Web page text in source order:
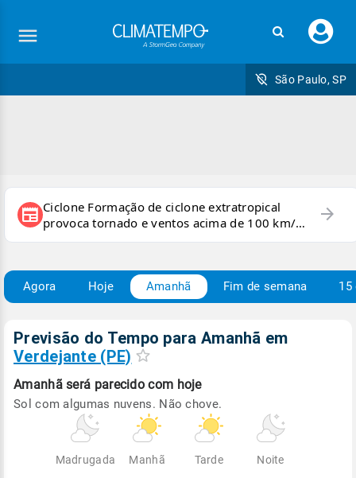
seu
São Paulo, SP
newspaper Ciclone Formação de ciclone extratropical
provoca tornado e ventos acima de 100 km/h
no RS
arrow_forward
Agora Hoje Amanhã Fim de semana 15
Previsão do Tempo para Amanhã em
Verdejante (PE)
Amanhã será parecido com hoje
Sol com algumas nuvens. Não chove.
Madrugada Manhã Tarde Noite